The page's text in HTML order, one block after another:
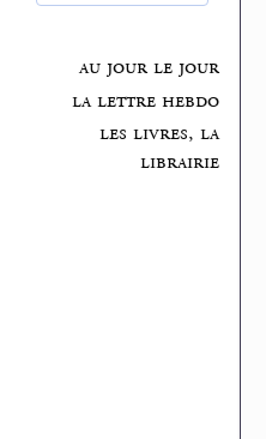
au jour le jour
la lettre hebdo
les livres, la
librairie